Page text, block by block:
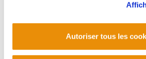
Autoriser tous les
étaient justifiées pour éviter la
Artisans de Paix affirment que
Basque ne reconnaît ni ne